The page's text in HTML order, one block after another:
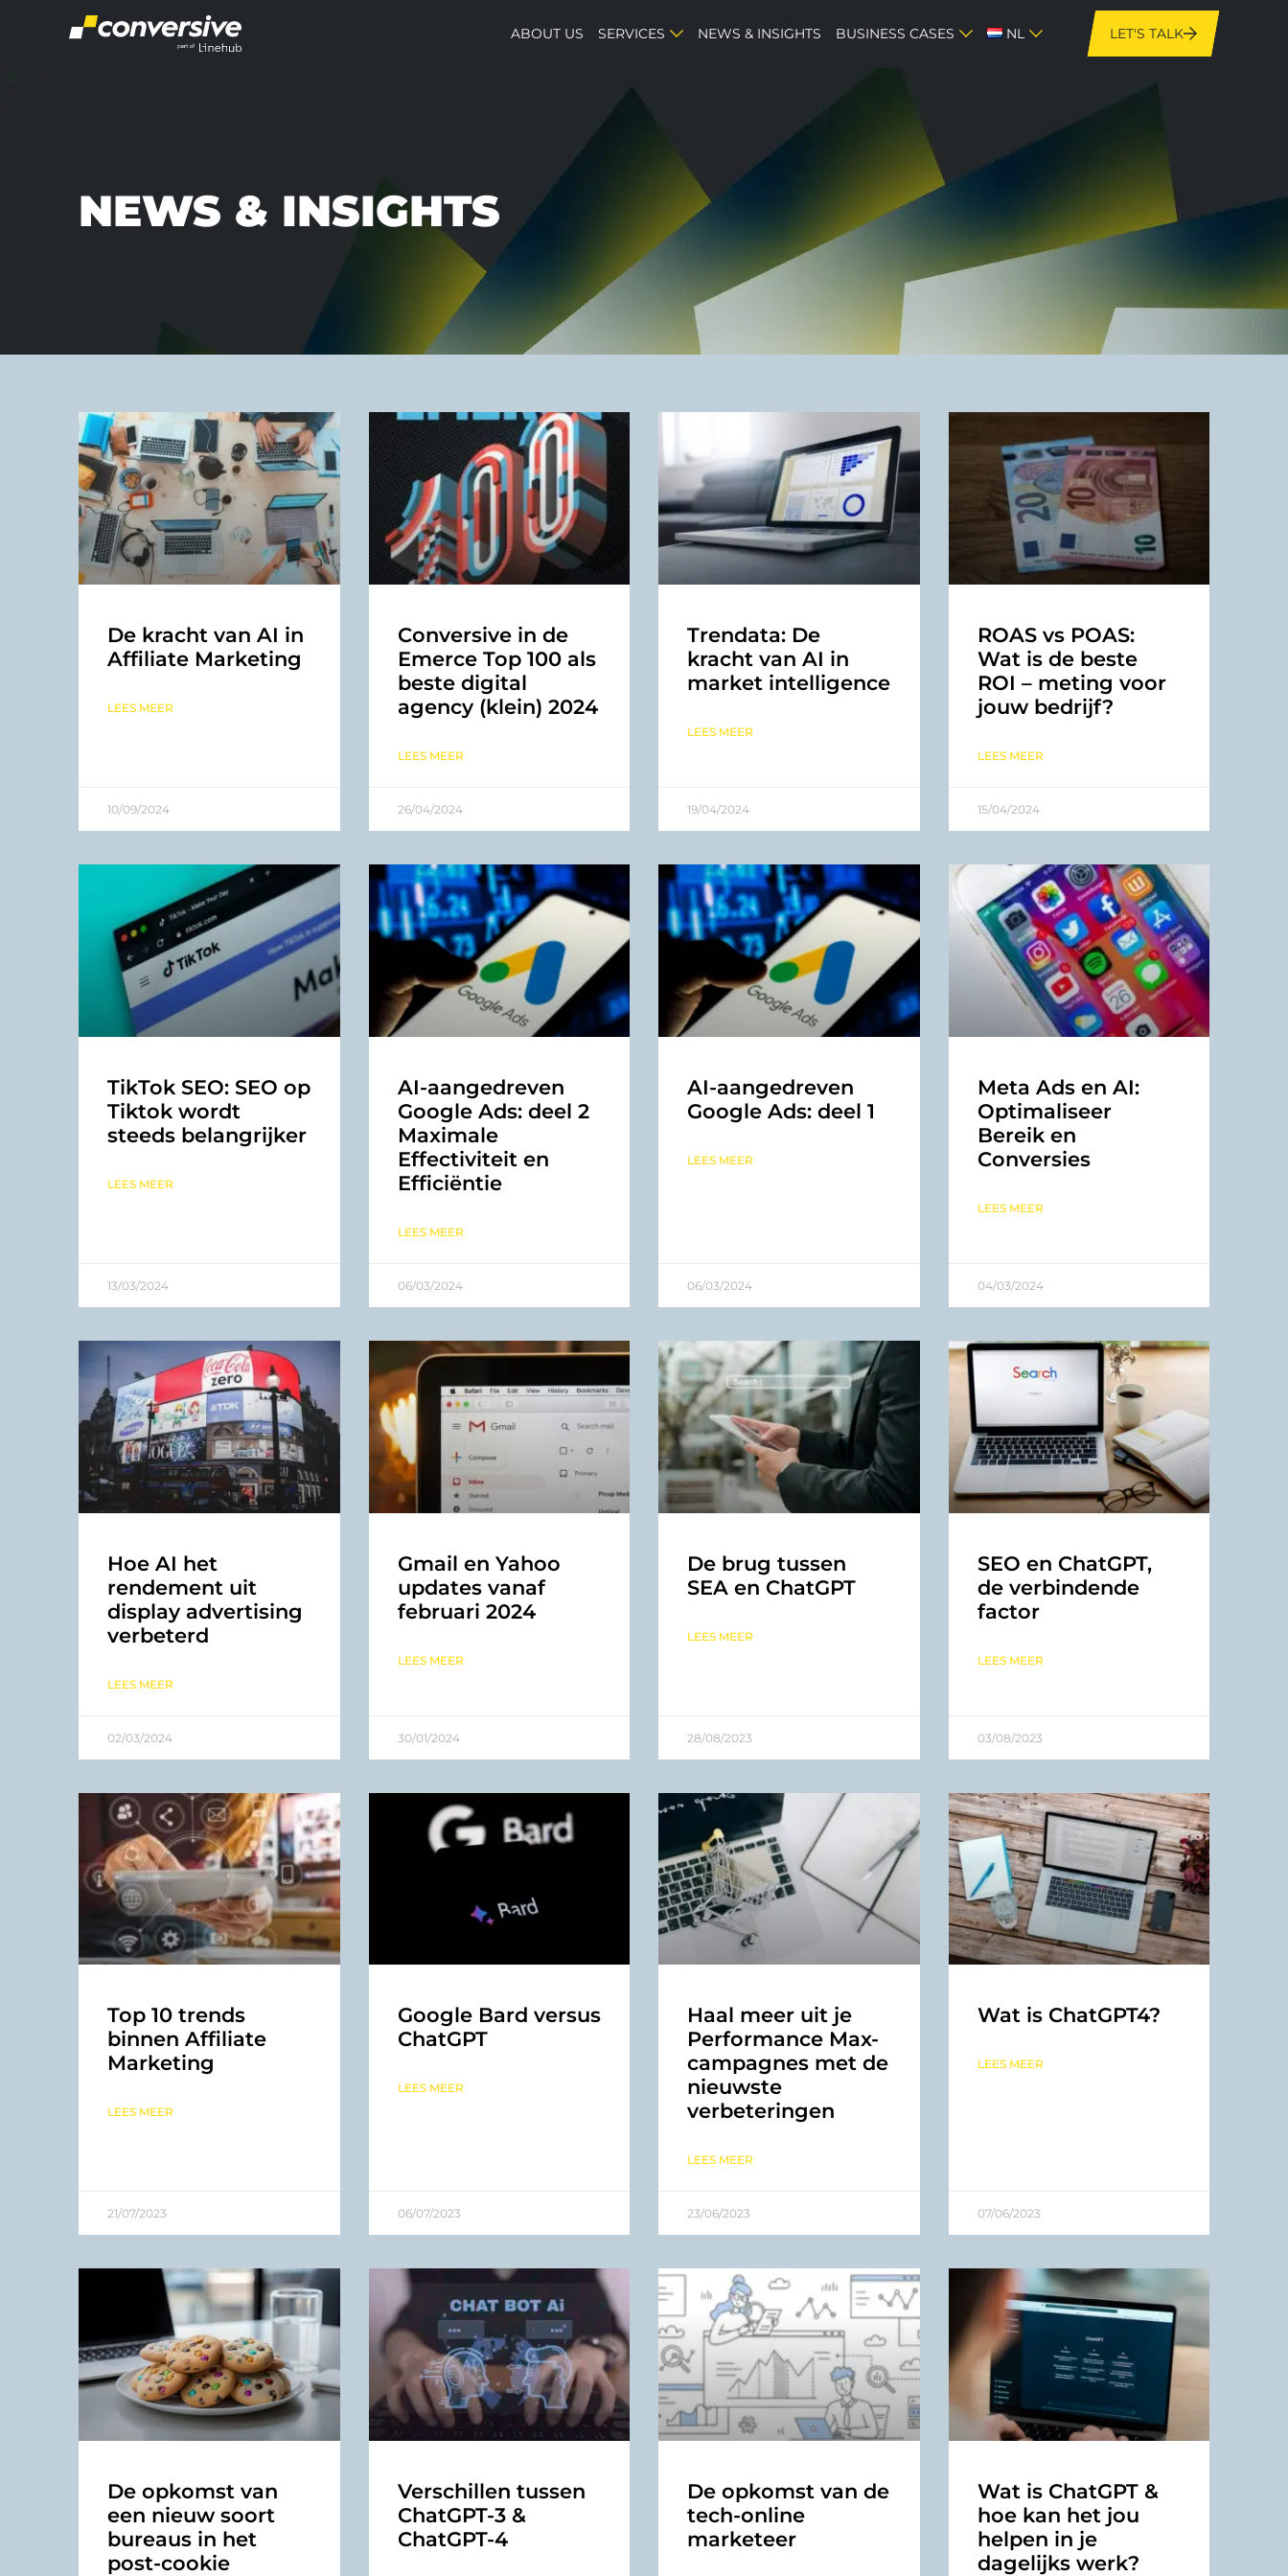
ABOUT US SERVICES NEWS & INSIGHTS BUSINESS CASES NL LET'S TALK
NEWS & INSIGHTS
De kracht van AI in
Affiliate Marketing
LEES MEER
10/09/2024
Conversive in de
Emerce Top 100 als
beste digital
agency (klein) 2024
LEES MEER
26/04/2024
Trendata: De
kracht van AI in
market intelligence
LEES MEER
19/04/2024
ROAS vs POAS:
Wat is de beste
ROI – meting voor
jouw bedrijf?
LEES MEER
15/04/2024
TikTok SEO: SEO op
Tiktok wordt
steeds belangrijker
LEES MEER
13/03/2024
AI-aangedreven
Google Ads: deel 2
Maximale
Effectiviteit en
Efficiëntie
LEES MEER
06/03/2024
AI-aangedreven
Google Ads: deel 1
LEES MEER
06/03/2024
Meta Ads en AI:
Optimaliseer
Bereik en
Conversies
LEES MEER
04/03/2024
Hoe AI het
rendement uit
display advertising
verbeterd
LEES MEER
02/03/2024
Gmail en Yahoo
updates vanaf
februari 2024
LEES MEER
30/01/2024
De brug tussen
SEA en ChatGPT
LEES MEER
28/08/2023
SEO en ChatGPT,
de verbindende
factor
LEES MEER
03/08/2023
Top 10 trends
binnen Affiliate
Marketing
LEES MEER
21/07/2023
Google Bard versus
ChatGPT
LEES MEER
06/07/2023
Haal meer uit je
Performance Max-
campagnes met de
nieuwste
verbeteringen
LEES MEER
23/06/2023
Wat is ChatGPT4?
LEES MEER
07/06/2023
De opkomst van
een nieuw soort
bureaus in het
post-cookie
Verschillen tussen
ChatGPT-3 &
ChatGPT-4
De opkomst van de
tech-online
marketeer
Wat is ChatGPT &
hoe kan het jou
helpen in je
dagelijks werk?